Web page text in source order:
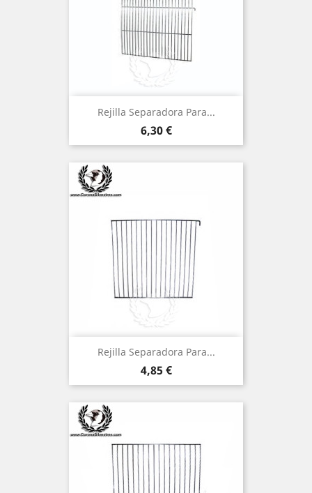
Rejilla Separadora Para...
Precio
6,30 €
Rejilla Separadora Para...
Precio
4,85 €